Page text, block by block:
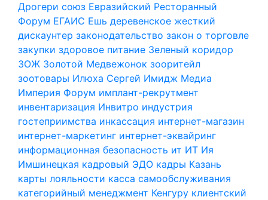
Дрогери союз Евразийский Ресторанный
Форум ЕГАИС Ешь деревенское жесткий
дискаунтер законодательство закон о торговле
закупки здоровое питание Зеленый коридор
ЗОЖ Золотой Медвежонок зооритейл
зоотовары Илюха Сергей Имидж Медиа
Империя Форум имплант-рекрутмент
инвентаризация Инвитро индустрия
гостеприимства инкассация интернет-магазин
интернет-маркетинг интернет-эквайринг
информационная безопасность ит ИТ Ия
Имшинецкая кадровый ЭДО кадры Казань
карты лояльности касса самообслуживания
категорийный менеджмент Кенгуру клиентский